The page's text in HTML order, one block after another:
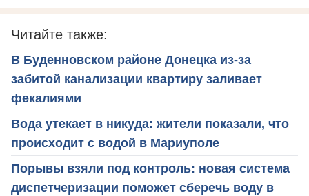
Читайте также:
В Буденновском районе Донецка из-за
забитой канализации квартиру заливает
фекалиями
Вода утекает в никуда: жители показали, что
происходит с водой в Мариуполе
Порывы взяли под контроль: новая система
диспетчеризации поможет сберечь воду в